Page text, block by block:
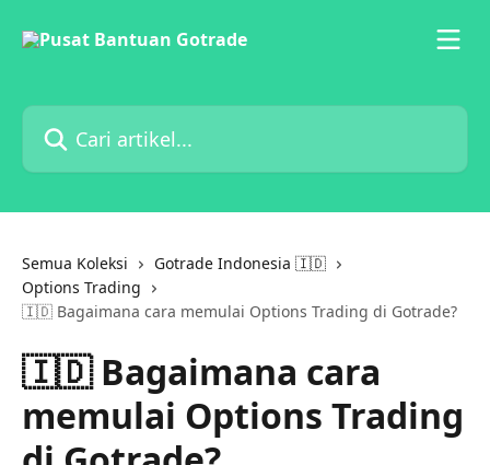
Cari artikel...
Semua Koleksi
Gotrade Indonesia 🇮🇩
Options Trading
🇮🇩 Bagaimana cara memulai Options Trading di Gotrade?
🇮🇩 Bagaimana cara
memulai Options Trading